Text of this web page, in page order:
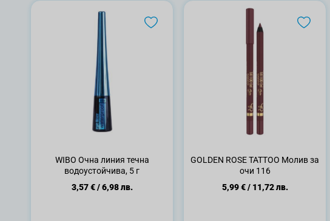
WIBO Очна линия течна
водоустойчива, 5 г
3,57 €/6,98 лв.
GOLDEN ROSE TATTOO Молив за
очи 116
5,99 €/ 11,72 лв.